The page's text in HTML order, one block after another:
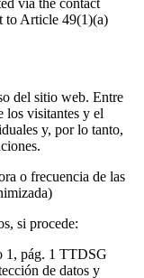
to Article 49(1)(a)
del sitio web. Entre
los visitantes y el
y, por lo tanto,
o frecuencia de las
si procede:
1, pág. 1 TTDSG
de datos y